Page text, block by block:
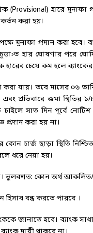
(Provisional) হারে
করা হয়।
মুনাফা প্রদান করা
হার ঘোষণার পরে
হারের চেয়ে কম হলে
যায়। তবে মাসের ০৬
এবং প্রতিবারে জমা
সাত দিন পূর্বে
প্রদান করা হয় না।
কোন চার্জ ছাড়া স্থিতি
ধরে নেয়া হয়।
ভুলবশত: কোন অর্থ
বন্ধ করতে পারবে ।
জানাতে হবে। ব্যাংক